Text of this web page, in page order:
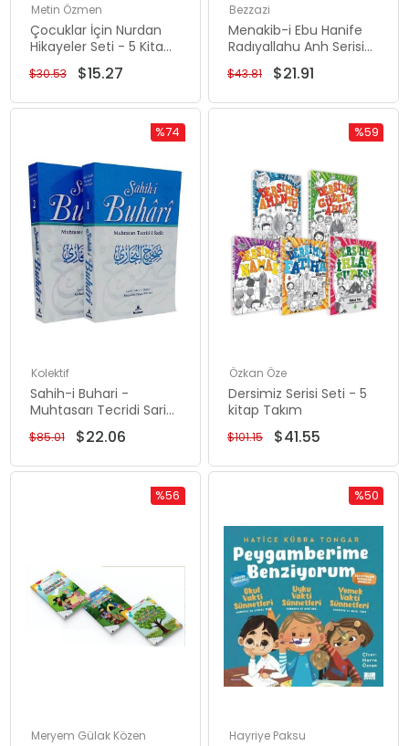
Metin Özmen
Çocuklar İçin Nurdan
Hikayeler Seti - 5 Kitap
$15.27
$30.53
Bezzazi
Menakib-i Ebu Hanife
Radıyallahu Anh Serisi
Seti - 2 Kitap Takım
$21.91
$43.81
Kolektif
Sahih-i Buhari -
Muhtasarı Tecridi Sarih
Seti - 2 Kitap Takım
$22.06
$85.01
%74
%74İndirim
Özkan Öze
Dersimiz Serisi Seti - 5
kitap Takım
$41.55
$101.15
%59
Meryem Gülak Közen
%56
Hayriye Paksu
%50